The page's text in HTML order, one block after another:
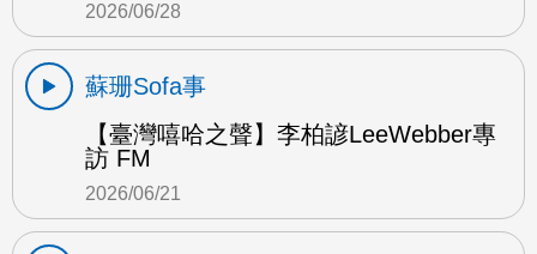
2026/06/28
蘇珊Sofa事
【臺灣嘻哈之聲】李柏諺LeeWebber專
訪 FM
2026/06/21